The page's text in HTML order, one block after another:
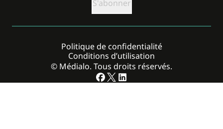
© Médialo. Tous droits réservés.
Politique de confidentialité
Conditions d’utilisation